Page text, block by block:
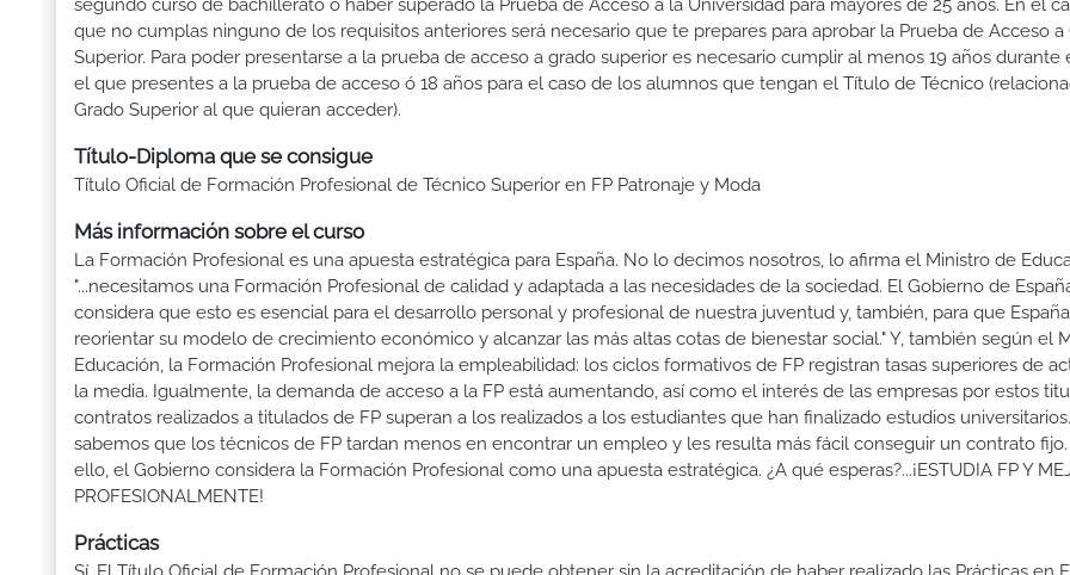
segundo curso de bachillerato ó haber superado la Prueba de Acceso a la Universidad para mayores de 25 años. En el
que no cumplas ninguno de los requisitos anteriores será necesario que te prepares para aprobar la Prueba de Acceso a
Superior. Para poder presentarse a la prueba de acceso a grado superior es necesario cumplir al menos 19 años durante
el que presentes a la prueba de acceso ó 18 años para el caso de los alumnos que tengan el Título de Técnico
Grado Superior al que quieran acceder).
Título-Diploma que se consigue
Título Oficial de Formación Profesional de Técnico Superior en FP Patronaje y Moda
Más información sobre el curso
La Formación Profesional es una apuesta estratégica para España. No lo decimos nosotros, lo afirma el Ministro de
"...necesitamos una Formación Profesional de calidad y adaptada a las necesidades de la sociedad. El Gobierno de
considera que esto es esencial para el desarrollo personal y profesional de nuestra juventud y, también, para que
reorientar su modelo de crecimiento económico y alcanzar las más altas cotas de bienestar social." Y, también según el
Educación, la Formación Profesional mejora la empleabilidad: los ciclos formativos de FP registran tasas superiores de
la media. Igualmente, la demanda de acceso a la FP está aumentando, así como el interés de las empresas por estos
contratos realizados a titulados de FP superan a los realizados a los estudiantes que han finalizado estudios
sabemos que los técnicos de FP tardan menos en encontrar un empleo y les resulta más fácil conseguir un contrato
ello, el Gobierno considera la Formación Profesional como una apuesta estratégica. ¿A qué esperas?...¡ESTUDIA FP Y
PROFESIONALMENTE!
Prácticas